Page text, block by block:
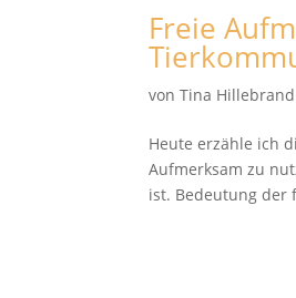
Freie
vonTina Hillebrand
Heute erzähle ich
Aufmerksam zu
ist. Bedeutung der